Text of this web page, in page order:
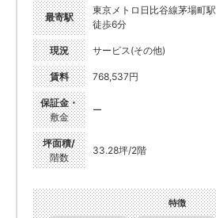
最寄駅
東京メトロ日比谷線茅場町駅
徒歩6分
現況 サービス(その他)
賃料 768,537円
保証金・
敷金
ー
坪面積/
階数
33.28坪/2階
特徴